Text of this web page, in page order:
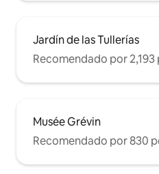
Jardín de las Tullerías
Recomendado por
Musée Grévin
Recomendado por 830